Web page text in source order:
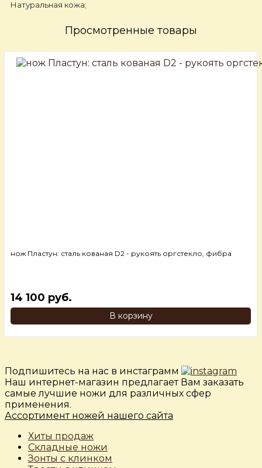
Натуральная кожа;
Просмотренные товары
нож Пластун: сталь кованая D2 - рукоять оргстекло, фибра
14 100 руб.
В корзину
Подпишитесь на нас в инстаграмм
Наш интернет-магазин предлагает Вам заказать
самые лучшие ножи для различных сфер
применения.
Ассортимент ножей нашего сайта
Хиты продаж
Складные ножи
Зонты с клинком